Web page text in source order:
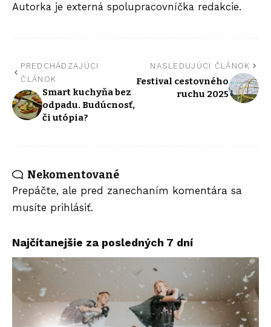
Autorka je externá spolupracovníčka redakcie.
PREDCHÁDZAJÚCI
ČLÁNOK
Smart kuchyňa bez
odpadu. Budúcnosť,
či utópia?
NASLEDUJÚCI ČLÁNOK
Festival cestovného
ruchu 2025
Nekomentované
Prepáčte, ale pred zanechaním komentára sa
musíte prihlásiť.
Najčítanejšie za posledných 7 dní